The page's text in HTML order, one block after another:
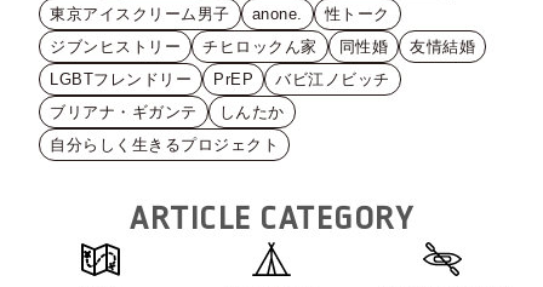
東京アイスクリーム男子
anone.
性トーク
ジブンヒストリー
チヒロックん家 同性婚
友情結婚
LGBTフレンドリー
PrEP
バビ江ノビッチ
ブリアナ・ギガンテ
しんたか
自分らしく生きるプロジェクト
ARTICLE CATEGORY